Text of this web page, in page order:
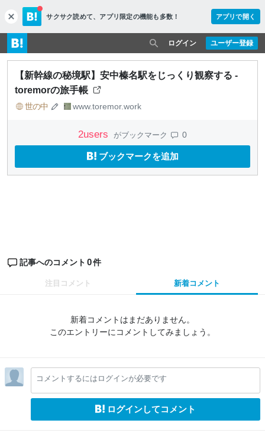
c
l
o
s
e
サクサク読めて、 アプリ限定の機能も多数！ アプリで開く
ユーザー登録
ログイン
【新幹線の秘境駅】安中榛名駅をじっくり観察する -
toremorの旅手帳
世の中 www.toremor.work
2users がブックマーク 0
ブックマークを追加
記事へのコメント 0件
注目コメント 新着コメント
新着コメントはまだありません。
このエントリーにコメントしてみましょう。
コメントするにはログインが必要です
ログインしてコメント